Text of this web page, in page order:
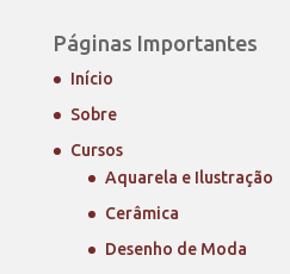
Páginas Importantes
Início
Sobre
Cursos
Aquarela e Ilustração
Cerâmica
Desenho de Moda